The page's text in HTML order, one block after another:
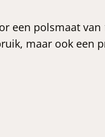
een polsmaat
maar ook een